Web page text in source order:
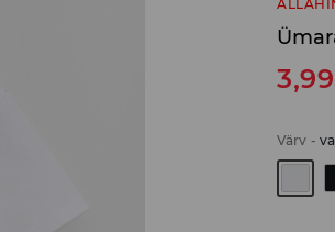
3,99
Värv -